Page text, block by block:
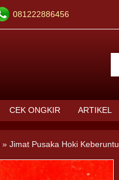
081222886456
CEK ONGKIR ARTIKEL
»Jimat Pusaka Hoki